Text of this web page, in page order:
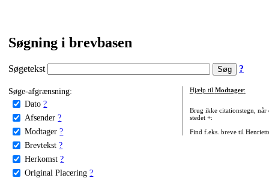
Søgning i brevbasen
Søgetekst ?
Søge-afgrænsning:
Dato ?
Afsender ?
Modtager ?
Brevtekst ?
Herkomst ?
Original Placering ?
Hjælp til Modtager:
Brug ikke citationstegn, når
stedet +:
Find f.eks. breve til